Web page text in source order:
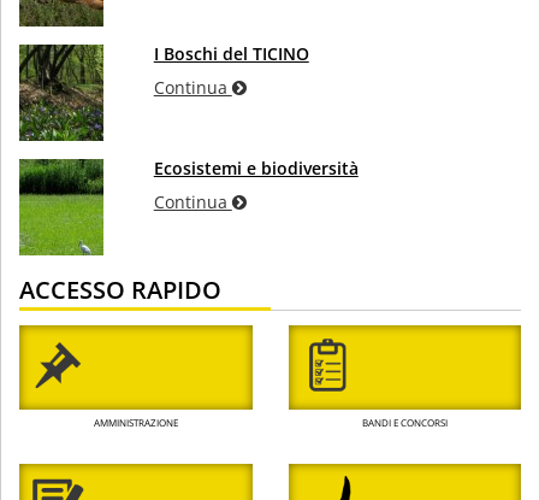
I Boschi del TICINO
Continua
Ecosistemi e biodiversità
Continua
ACCESSO RAPIDO
AMMINISTRAZIONE BANDI E CONCORSI